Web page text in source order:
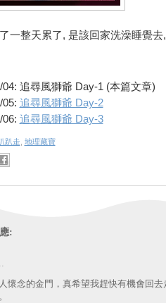
一整天累了, 是該回家洗澡睡覺
04: 追尋風獅爺 Day-1 (本篇文章)
05: 追尋風獅爺 Day-2
06: 追尋風獅爺 Day-3
趴走, 地理藏寶
:
懷念的金門，真希望我趕快有機會回去